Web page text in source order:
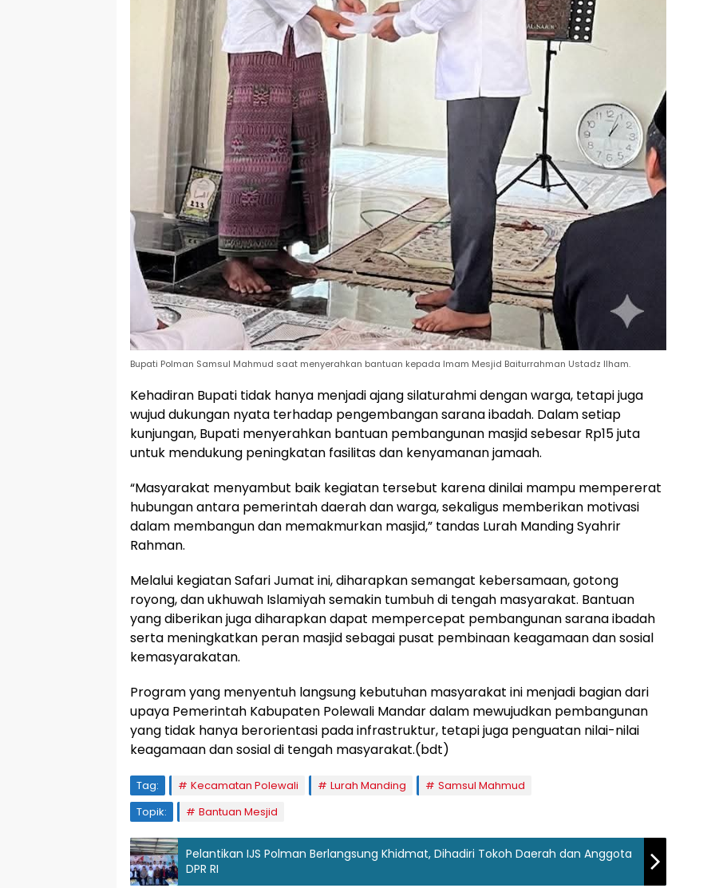
Bupati Polman Samsul Mahmud saat menyerahkan bantuan kepada Imam Mesjid Baiturrahman Ustadz Ilham.
Kehadiran Bupati tidak hanya menjadi ajang silaturahmi dengan warga, tetapi juga
wujud dukungan nyata terhadap pengembangan sarana ibadah. Dalam setiap
kunjungan, Bupati menyerahkan bantuan pembangunan masjid sebesar Rp15 juta
untuk mendukung peningkatan fasilitas dan kenyamanan jamaah.
“Masyarakat menyambut baik kegiatan tersebut karena dinilai mampu mempererat
hubungan antara pemerintah daerah dan warga, sekaligus memberikan motivasi
dalam membangun dan memakmurkan masjid,” tandas Lurah Manding Syahrir
Rahman.
Melalui kegiatan Safari Jumat ini, diharapkan semangat kebersamaan, gotong
royong, dan ukhuwah Islamiyah semakin tumbuh di tengah masyarakat. Bantuan
yang diberikan juga diharapkan dapat mempercepat pembangunan sarana ibadah
serta meningkatkan peran masjid sebagai pusat pembinaan keagamaan dan sosial
kemasyarakatan.
Program yang menyentuh langsung kebutuhan masyarakat ini menjadi bagian dari
upaya Pemerintah Kabupaten Polewali Mandar dalam mewujudkan pembangunan
yang tidak hanya berorientasi pada infrastruktur, tetapi juga penguatan nilai-nilai
keagamaan dan sosial di tengah masyarakat.(bdt)
Tag: Kecamatan Polewali Lurah Manding
Samsul Mahmud
Topik:
Bantuan Mesjid
Pelantikan IJS Polman Berlangsung Khidmat, Dihadiri Tokoh Daerah dan Anggota
DPR RI